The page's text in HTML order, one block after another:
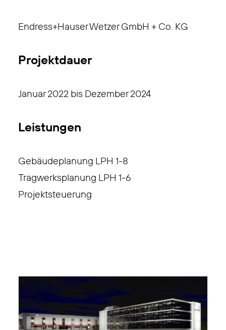
Endress+Hauser Wetzer GmbH + Co. KG
Projektdauer
Januar 2022 bis Dezember 2024
Leistungen
Gebäudeplanung LPH 1-8
Tragwerksplanung LPH 1-6
Projektsteuerung